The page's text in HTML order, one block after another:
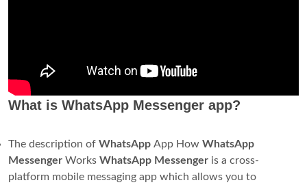
What is WhatsApp Messenger app?
The description of WhatsApp App How WhatsApp
Messenger Works WhatsApp Messenger is a cross-
platform mobile messaging app which allows you to